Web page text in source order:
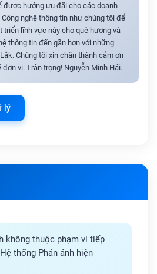
được hưởng ưu đãi cho các doanh
nghệ thông tin như chúng tôi để
triển lĩnh vực này cho quê hương và
thông tin đến gần hơn với những
Chúng tôi xin chân thành cảm ơn
vị. Trân trọng! Nguyễn Minh Hải.
lý
không thuộc phạm vi tiếp
thống Phản ánh hiện